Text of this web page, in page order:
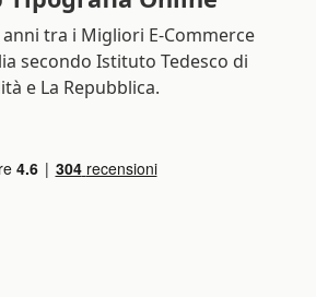
anni tra i Migliori E-Commerce
secondo Istituto Tedesco di
e La Repubblica.